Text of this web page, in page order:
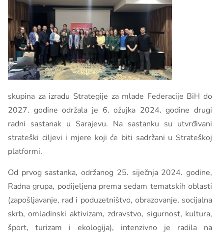
skupina za izradu Strategije za mlade Federacije BiH do
2027. godine održala je 6. ožujka 2024. godine drugi
radni sastanak u Sarajevu. Na sastanku su utvrđivani
strateški ciljevi i mjere koji će biti sadržani u Strateškoj
platformi.
Od prvog sastanka, održanog 25. siječnja 2024. godine,
Radna grupa, podijeljena prema sedam tematskih oblasti
(zapošljavanje, rad i poduzetništvo, obrazovanje, socijalna
skrb, omladinski aktivizam, zdravstvo, sigurnost, kultura,
šport, turizam i ekologija), intenzivno je radila na